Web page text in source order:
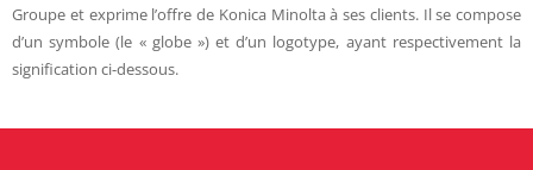
Groupe et exprime l’offre de Konica Minolta à ses clients. Il se compose
d’un symbole (le « globe ») et d’un logotype, ayant respectivement la
signification ci-dessous.